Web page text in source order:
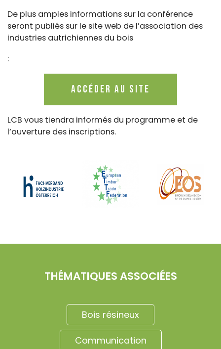
De plus amples informations sur la conférence
seront publiés sur le site web de l’association des
industries autrichiennes du bois
:
Accéder au site
LCB vous tiendra informés du programme et de
l’ouverture des inscriptions.
THÉMATIQUES ASSOCIÉES
Bois résineux
Communication